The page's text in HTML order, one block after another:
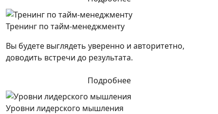
Тренинг по тайм-менеджменту
Вы будете выглядеть уверенно и авторитетно,
доводить встречи до результата.
Подробнее
Уровни лидерского мышления